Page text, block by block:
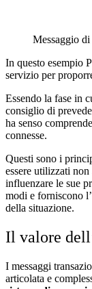
Messaggio
In questo esempio
servizio per
Essendo la fase in
consiglio di
ha senso
connesse.
Questi sono i
essere utilizzati
influenzare le sue
modi e forniscono
della situazione.
Il valore
I messaggi
articolata e